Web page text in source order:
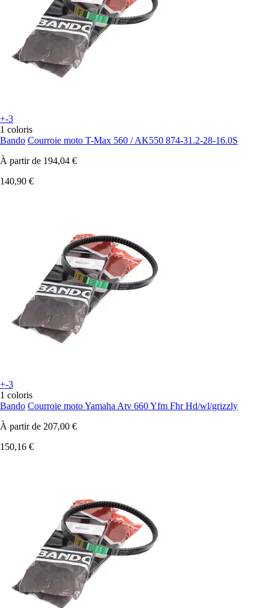
+-3
1 coloris
Bando Courroie moto T-Max 560 / AK550 874-31.2-28-16.0S
À partir de 194,04 €
140,90 €
+-3
1 coloris
Bando Courroie moto Yamaha Atv 660 Yfm Fhr Hd/wl/grizzly
À partir de 207,00 €
150,16 €